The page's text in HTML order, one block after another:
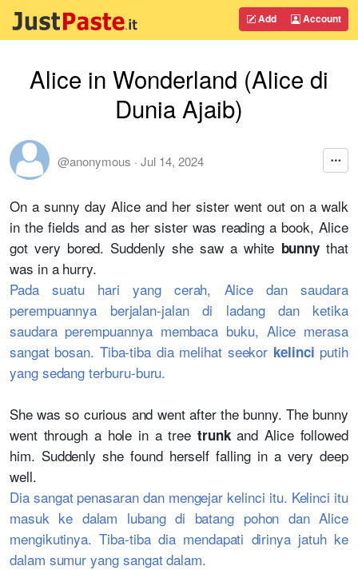
Add Account
Alice in Wonderland (Alice di
Dunia Ajaib)
@anonymous · Jul 14, 2024
On a sunny day Alice and her sister went out on a walk
in the fields and as her sister was reading a book, Alice
got very bored. Suddenly she saw a white bunny that
was in a hurry.
Pada suatu hari yang cerah, Alice dan saudara
perempuannya berjalan-jalan di ladang dan ketika
saudara perempuannya membaca buku, Alice merasa
sangat bosan. Tiba-tiba dia melihat seekor kelinci putih
yang sedang terburu-buru.
She was so curious and went after the bunny. The bunny
went through a hole in a treetrunkand Alice followed
him. Suddenly she found herself falling in a very deep
well.
Dia sangat penasaran dan mengejar kelinci itu. Kelinci itu
masuk ke dalam lubang di batang pohon dan Alice
mengikutinya. Tiba-tiba dia mendapati dirinya jatuh ke
dalam sumur yang sangat dalam.